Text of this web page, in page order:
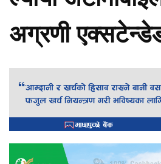
अग्रणी एक्सटेन्डेड